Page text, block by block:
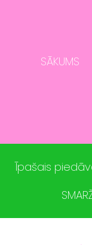
SĀKUMS
Īpašais